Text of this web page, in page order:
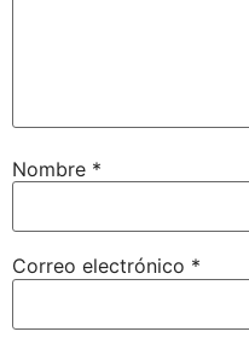
Nombre *
Correo electrónico *